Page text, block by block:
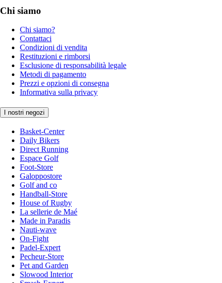
Chi siamo
Chi siamo?
Contattaci
Condizioni di vendita
Restituzioni e rimborsi
Esclusione di responsabilità legale
Metodi di pagamento
Prezzi e opzioni di consegna
Informativa sulla privacy
I nostri negozi
Basket-Center
Daily Bikers
Direct Running
Espace Golf
Foot-Store
Galoppostore
Golf and co
Handball-Store
House of Rugby
La sellerie de Maé
Made in Paradis
Nauti-wave
On-Fight
Padel-Expert
Pecheur-Store
Pet and Garden
Slowood Interior